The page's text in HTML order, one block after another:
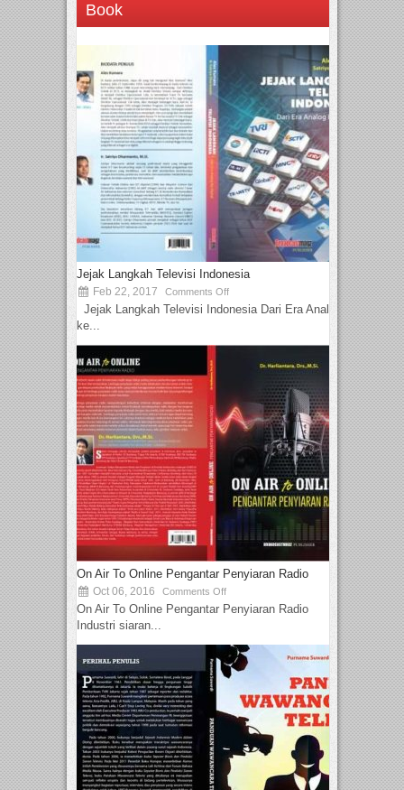
Book
Jejak Langkah Televisi Indonesia
Feb 22, 2017 Comments Off
Jejak Langkah Televisi Indonesia Dari Era Analog
ke...
On Air To Online Pengantar Penyiaran Radio
Oct 06, 2016 Comments Off
On Air To Online Pengantar Penyiaran Radio
Industri siaran...